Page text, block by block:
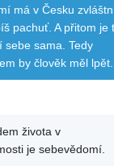
má v Česku
pachuť. A přitom je
sebe sama. Tedy
by člověk měl lpět.
života v
je sebevědomí.